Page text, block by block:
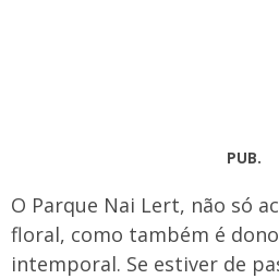
PUB.
O Parque Nai Lert, não só
floral, como também é
intemporal. Se estiver de